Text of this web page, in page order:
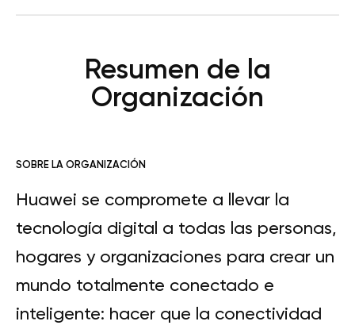
Resumen de la
Organización
SOBRE LA ORGANIZACIÓN
Huawei se compromete a llevar la
tecnología digital a todas las personas,
hogares y organizaciones para crear un
mundo totalmente conectado e
inteligente: hacer que la conectividad